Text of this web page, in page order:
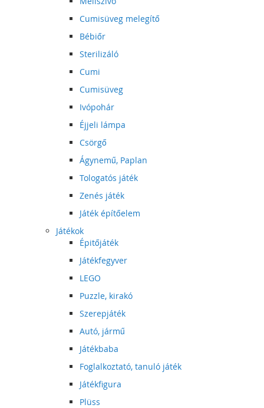
Cumisüveg melegítő
Bébiőr
Sterilizáló
Cumi
Cumisüveg
Ivópohár
Éjjeli lámpa
Csörgő
Ágynemű, Paplan
Tologatós játék
Zenés játék
Játék építőelem
Játékok
Épitőjáték
Játékfegyver
LEGO
Puzzle, kirakó
Szerepjáték
Autó, jármű
Játékbaba
Foglalkoztató, tanuló játék
Játékfigura
Plüss